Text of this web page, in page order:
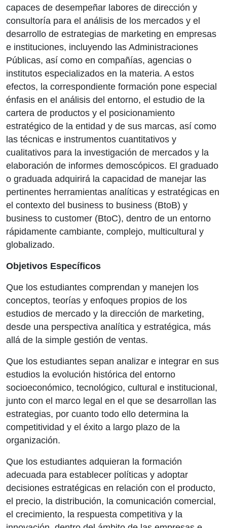
capaces de desempeñar labores de dirección y
consultoría para el análisis de los mercados y el
desarrollo de estrategias de marketing en empresas
e instituciones, incluyendo las Administraciones
Públicas, así como en compañías, agencias o
institutos especializados en la materia. A estos
efectos, la correspondiente formación pone especial
énfasis en el análisis del entorno, el estudio de la
cartera de productos y el posicionamiento
estratégico de la entidad y de sus marcas, así como
las técnicas e instrumentos cuantitativos y
cualitativos para la investigación de mercados y la
elaboración de informes demoscópicos. El graduado
o graduada adquirirá la capacidad de manejar las
pertinentes herramientas analíticas y estratégicas en
el contexto del business to business (BtoB) y
business to customer (BtoC), dentro de un entorno
rápidamente cambiante, complejo, multicultural y
globalizado.
Objetivos Específicos
Que los estudiantes comprendan y manejen los
conceptos, teorías y enfoques propios de los
estudios de mercado y la dirección de marketing,
desde una perspectiva analítica y estratégica, más
allá de la simple gestión de ventas.
Que los estudiantes sepan analizar e integrar en sus
estudios la evolución histórica del entorno
socioeconómico, tecnológico, cultural e institucional,
junto con el marco legal en el que se desarrollan las
estrategias, por cuanto todo ello determina la
competitividad y el éxito a largo plazo de la
organización.
Que los estudiantes adquieran la formación
adecuada para establecer políticas y adoptar
decisiones estratégicas en relación con el producto,
el precio, la distribución, la comunicación comercial,
el crecimiento, la respuesta competitiva y la